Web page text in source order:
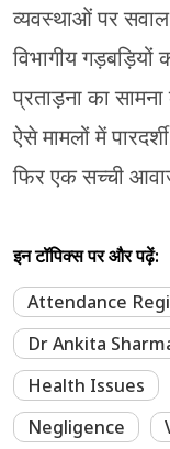
व्यवस्थाओं पर
विभागीय गड़बड़ियों
प्रताड़ना का
ऐसे मामलों में
फिर एक सच्ची
इन टॉपिक्स पर और पढ़ें:
Attendance
Dr Ankita
Health Issues
Negligence